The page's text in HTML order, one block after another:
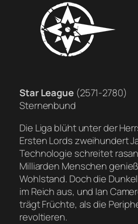
Star League(2571-2780)
Sternenbund
Die Liga blüht unter der
Ersten Lords zweihundert
Technologie schreitet
Milliarden Menschen
Wohlstand. Doch die
im Reich aus, und Ian
trägt Früchte, als die
revoltieren.